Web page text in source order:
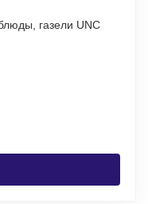
Катар 5 риалов 2022 Лошади, верблюды, газели UNC